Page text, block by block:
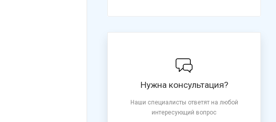
Нужна консультация?
Наши специалисты ответят на любой
интересующий вопрос